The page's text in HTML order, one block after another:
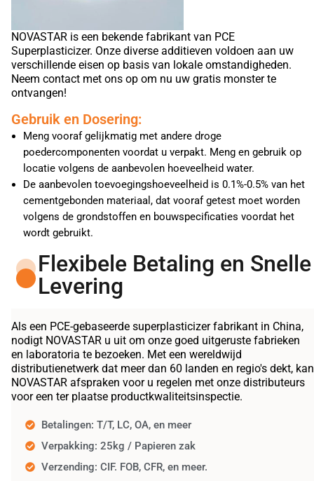
NOVASTAR is een bekende fabrikant van PCE
Superplasticizer. Onze diverse additieven voldoen aan uw
verschillende eisen op basis van lokale omstandigheden.
Neem contact met ons op om nu uw gratis monster te
ontvangen!
Gebruik en Dosering:
Meng vooraf gelijkmatig met andere droge
poedercomponenten voordat u verpakt. Meng en gebruik op
locatie volgens de aanbevolen hoeveelheid water.
De aanbevolen toevoegingshoeveelheid is 0.1%-0.5% van het
cementgebonden materiaal, dat vooraf getest moet worden
volgens de grondstoffen en bouwspecificaties voordat het
wordt gebruikt.
Flexibele Betaling en Snelle
Levering
Als een PCE-gebaseerde superplasticizer fabrikant in China,
nodigt NOVASTAR u uit om onze goed uitgeruste fabrieken
en laboratoria te bezoeken. Met een wereldwijd
distributienetwerk dat meer dan 60 landen en regio's dekt, kan
NOVASTAR afspraken voor u regelen met onze distributeurs
voor een ter plaatse productkwaliteitsinspectie.
Betalingen: T/T, LC, OA, en meer
Verpakking: 25kg / Papieren zak
Verzending: CIF. FOB, CFR, en meer.